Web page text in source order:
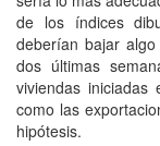
de los índices
deberían bajar
dos últimas
viviendas
como las
hipótesis.